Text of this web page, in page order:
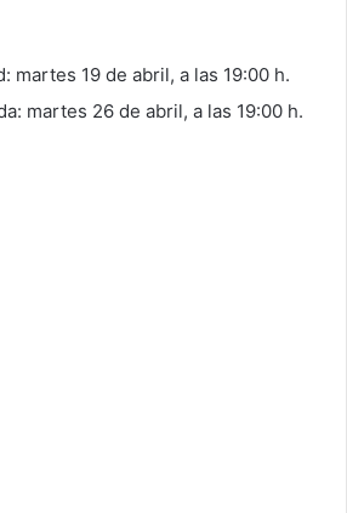
martes 19 de abril, a las 19:00 h.
martes 26 de abril, a las 19:00 h.